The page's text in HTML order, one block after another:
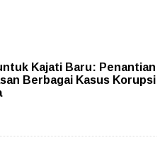
Kajati Baru: Penantian
Berbagai Kasus Korupsi